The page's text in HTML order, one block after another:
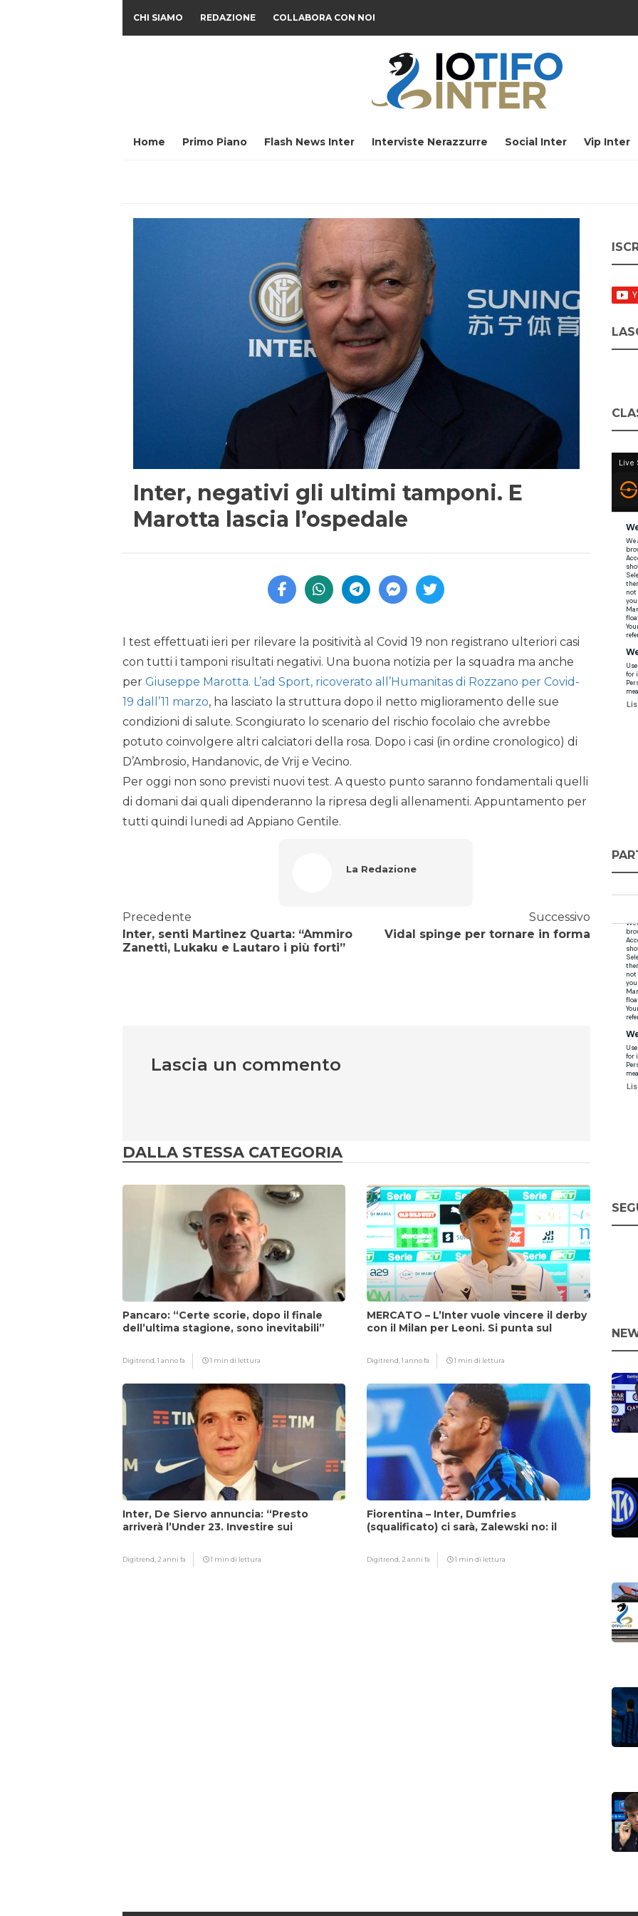
CHI SIAMO REDAZIONE COLLABORA CON NOI
Home Primo Piano Flash News Inter Interviste Nerazzurre Social Inter Vip Inter
Inter, negativi gli ultimi tamponi. E
Marotta lascia l’ospedale
I test effettuati ieri per rilevare la positività al Covid 19 non registrano ulteriori casi
con tutti i tamponi risultati negativi. Una buona notizia per la squadra ma anche
per Giuseppe Marotta. L’ad Sport, ricoverato all’Humanitas di Rozzano per Covid-
19 dall’11 marzo, ha lasciato la struttura dopo il netto miglioramento delle sue
condizioni di salute. Scongiurato lo scenario del rischio focolaio che avrebbe
potuto coinvolgere altri calciatori della rosa. Dopo i casi (in ordine cronologico) di
D’Ambrosio, Handanovic, de Vrij e Vecino.
Per oggi non sono previsti nuovi test. A questo punto saranno fondamentali quelli
di domani dai quali dipenderanno la ripresa degli allenamenti. Appuntamento per
tutti quindi lunedi ad Appiano Gentile.
La Redazione
Precedente
Inter, senti Martinez Quarta: “Ammiro
Zanetti, Lukaku e Lautaro i più forti”
Successivo
Vidal spinge per tornare in forma
Lascia un commento
DALLA STESSA CATEGORIA
Pancaro: “Certe scorie, dopo il finale
dell’ultima stagione, sono inevitabili”
Digitrend,1 anno fa 1 min di lettura
MERCATO – L’Inter vuole vincere il derby
con il Milan per Leoni. Si punta sul
Digitrend,1 anno fa 1 min di lettura
Inter, De Siervo annuncia: “Presto
arriverà l’Under 23. Investire sui
Digitrend,2 anni fa 1 min di lettura
Fiorentina – Inter, Dumfries
(squalificato) ci sarà, Zalewski no: il
Digitrend,2 anni fa 1 min di lettura